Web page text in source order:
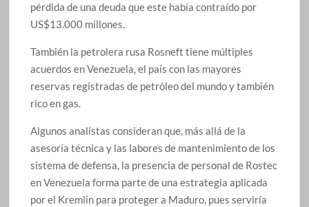
pérdida de una deuda que este había contraído por
US$13.000 millones.
También la petrolera rusa Rosneft tiene múltiples
acuerdos en Venezuela, el país con las mayores
reservas registradas de petróleo del mundo y también
rico en gas.
Algunos analistas consideran que, más allá de la
asesoría técnica y las labores de mantenimiento de los
sistema de defensa, la presencia de personal de Rostec
en Venezuela forma parte de una estrategia aplicada
por el Kremlin para proteger a Maduro, pues serviría